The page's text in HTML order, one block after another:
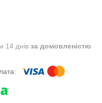
14 днів за домовленістю